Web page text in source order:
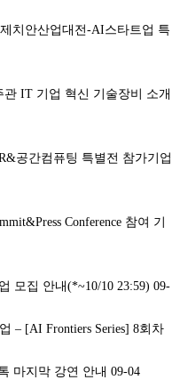
치안산업대전-AI스타트업 특
IT 기업 혁신 기술장비 소개
공간컴퓨팅 특별전 참가기업
Conference 참여 기
모집 안내(*~10/10 23:59) 09-
– [AI Frontiers Series] 8회차
마지막 강연 안내 09-04